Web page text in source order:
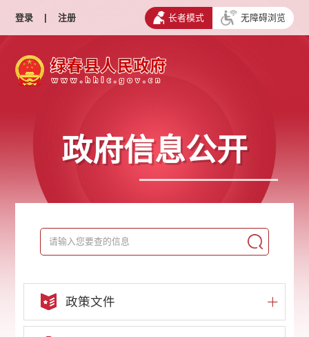
登录 | 注册 长者模式 无障碍浏览
政府信息公开
政策文件